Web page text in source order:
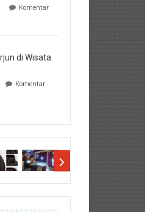
Komentar
di Wisata
Komentar